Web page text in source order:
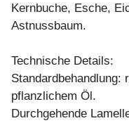
Kernbuche, Esche,
Astnussbaum.
Technische Details:
Standardbehandlung:
pflanzlichem Öl.
Durchgehende